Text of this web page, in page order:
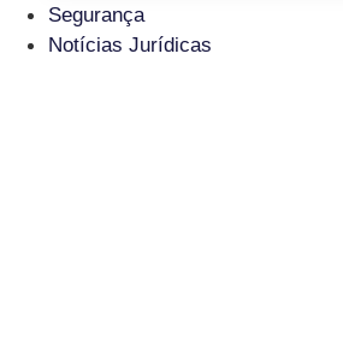
Segurança
Notícias Jurídicas